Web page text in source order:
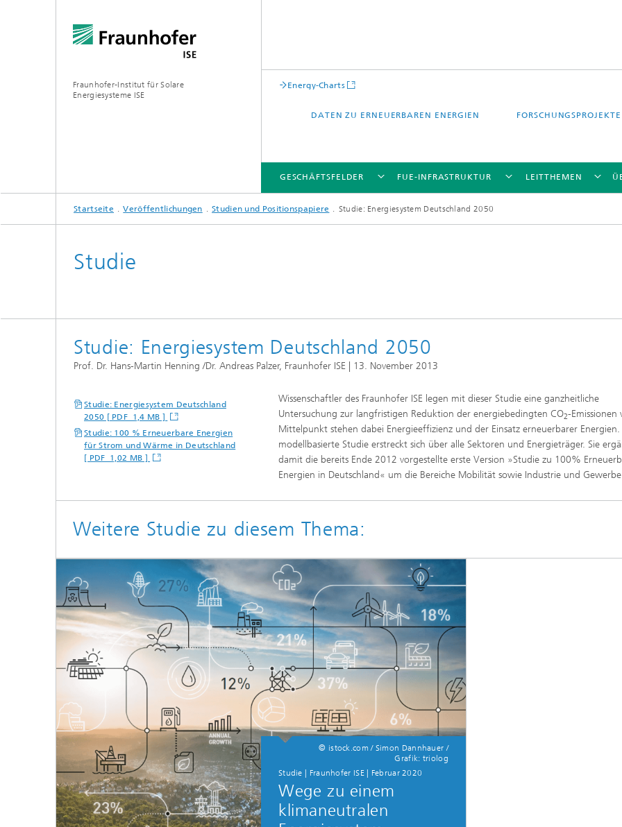
Fraunhofer-Institut für Solare
Energiesysteme ISE
Energy-Charts
DATEN ZU ERNEUERBAREN ENERGIEN FORSCHUNGSPROJEKTE
GESCHÄFTSFELDER
GESCHÄFTSFELDER
III-V-Solarzellen, -Module und
konzentrierende Photovoltaik
leistungselektronische Bauelemente
Nass- und trockenchemische
Verfahren
Einkapselungstechnologien
Künstliche Intelligenz und
Datenmanagement
Drucktechnologie
Batteriesystemtechnik
Produktionstechnologie für Batterien
Batterieintegration und -
betriebsführung
und -produktion
Kognitive Gebäude
Gebäudehülle
Wärmepumpen
Solarthermie: Anlagen und
Komponenten
Nachhaltige Syntheseprodukte
Hydrogen System Analysis
FUE-INFRASTRUKTUR
FUE-INFRASTRUKTUR
Zentrum für
Gebrauchsdaueranalyse
Zentrum für Leistungselektronik und
Brennstoffzellen und synthetische
Zentrum für funktionale Oberflächen
TestLab PV Modules
LEITTHEMEN
LEITTHEMEN
ÜBER UNS
VERÖFFENTLICHUNGEN
Startseite Veröffentlichungen Studien und Positionspapiere Studie: Energiesystem Deutschland 2050
Studie
Studie: Energiesystem Deutschland 2050
Prof. Dr. Hans-Martin Henning /Dr. Andreas Palzer, Fraunhofer ISE | 13. November 2013
Studie: Energiesystem Deutschland
2050 [ PDF 1,4 MB ]
Studie: 100 % Erneuerbare Energien
für Strom und Wärme in Deutschland
[ PDF 1,02 MB ]
Wissenschaftler des Fraunhofer ISE legen mit dieser Studie eine ganzheitliche
Untersuchung zur langfristigen Reduktion der energiebedingten CO2-Emissionen
Mittelpunkt stehen dabei Energieeffizienz und der Einsatz erneuerbarer Energien.
modellbasierte Studie erstreckt sich über alle Sektoren und Energieträger. Sie
damit die bereits Ende 2012 vorgestellte erste Version »Studie zu 100%
Energien in Deutschland« um die Bereiche Mobilität sowie Industrie und
Weitere Studie zu diesem Thema:
© istock.com / Simon Dannhauer /
Grafik: triolog
Studie | Fraunhofer ISE | Februar 2020
Wege zu einem
klimaneutralen